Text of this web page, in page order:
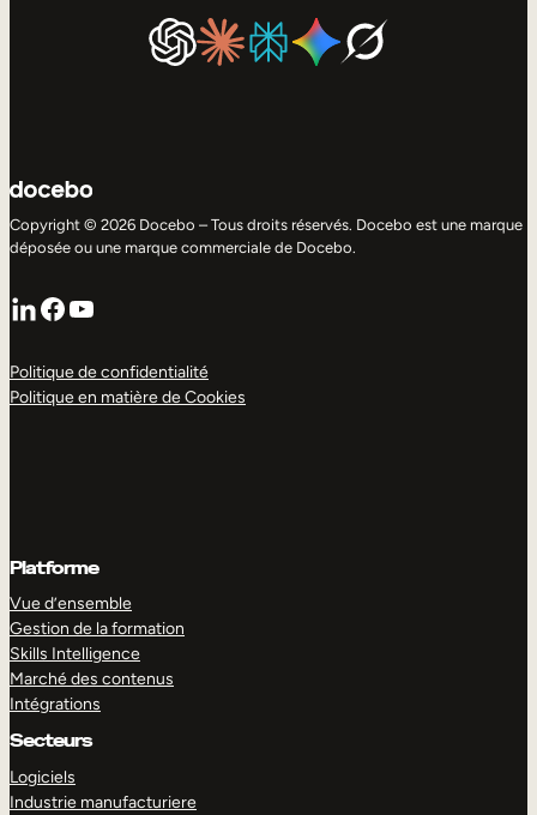
Copyright © 2026 Docebo – Tous droits réservés. Docebo est une marque
déposée ou une marque commerciale de Docebo.
LinkedIn
Facebook
YouTube
Politique de confidentialité
Politique en matière de Cookies
Platforme
Vue d’ensemble
Gestion de la formation
Skills Intelligence
Marché des contenus
Intégrations
Secteurs
Logiciels
Industrie manufacturiere